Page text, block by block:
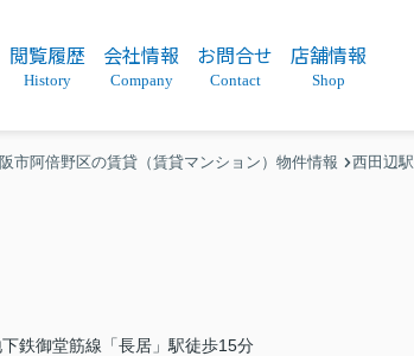
閲覧履歴
History
会社情報
Company
お問合せ
Contact
店舗情報
Shop
阪市阿倍野区の賃貸（賃貸マンション）物件情報 西田辺駅
鉄御堂筋線「長居」駅徒歩15分